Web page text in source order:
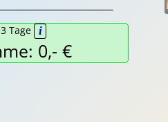
3 Tage i
0,- €